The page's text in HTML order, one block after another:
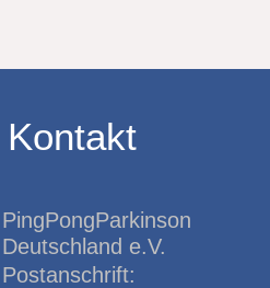
Kontakt
PingPongParkinson
Deutschland e.V.
Postanschrift: